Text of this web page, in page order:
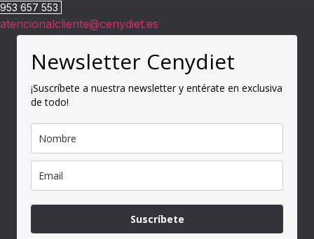
953 657 553
atencionalcliente@cenydiet.es
Newsletter Cenydiet
¡Suscríbete a nuestra newsletter y entérate en exclusiva
de todo!
Suscríbete